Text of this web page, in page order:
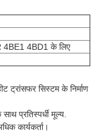
4BD1 के लिए
ट्रांसफर सिस्टम के निर्माण
प्रतिस्पर्धी मूल्य.
कार्यकर्ता।